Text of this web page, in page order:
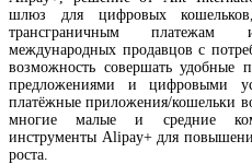
продолжение реализации в Армении
млрд драмов
шлюз для цифровых
трансграничным платежам
международных продавцов с
возможность совершать удобные
предложениями и цифровыми
платёжные приложения/кошельки
многие малые и средние
инструменты Alipay+ для
роста.